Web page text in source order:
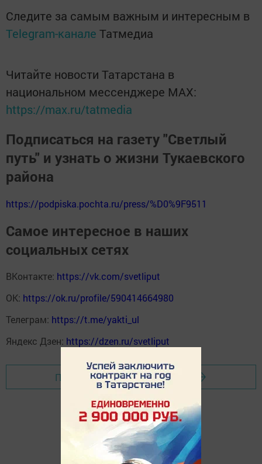
Следите за самым важным и интересным в
Telegram-канале Татмедиа
Читайте новости Татарстана в
национальном мессенджере MАХ:
https://max.ru/tatmedia
Подписаться на газету "Светлый
путь" и узнать о жизни Тукаевского
района
https://podpiska.pochta.ru/press/%D0%9F9511
Самое интересное в наших
социальных сетях
ВКонтакте: https://vk.com/svetliput
ОК: https://ok.ru/profile/590414664980
Телеграм: https://t.me/yakti_ul
Яндекс Дзен: https://dzen.ru/svetliput
Перейти на страницу новости